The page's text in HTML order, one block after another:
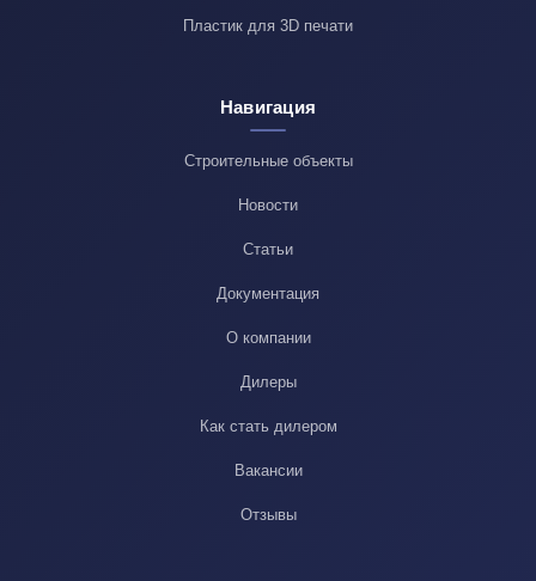
Пластик для 3D печати
Навигация
Строительные объекты
Новости
Статьи
Документация
О компании
Дилеры
Как стать дилером
Вакансии
Отзывы